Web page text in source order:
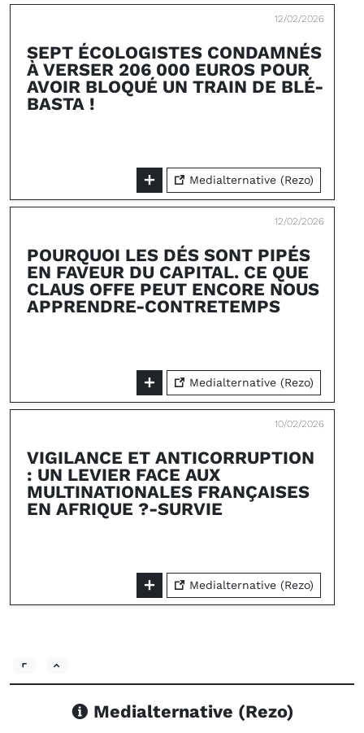
12/02/2026
SEPT ÉCOLOGISTES CONDAMNÉS
À VERSER 206 000 EUROS POUR
AVOIR BLOQUÉ UN TRAIN DE BLÉ-
BASTA !
Medialternative (Rezo)
12/02/2026
POURQUOI LES DÉS SONT PIPÉS
EN FAVEUR DU CAPITAL. CE QUE
CLAUS OFFE PEUT ENCORE NOUS
APPRENDRE-CONTRETEMPS
Medialternative (Rezo)
10/02/2026
VIGILANCE ET ANTICORRUPTION
: UN LEVIER FACE AUX
MULTINATIONALES FRANÇAISES
EN AFRIQUE ?-SURVIE
Medialternative (Rezo)
Medialternative (Rezo)